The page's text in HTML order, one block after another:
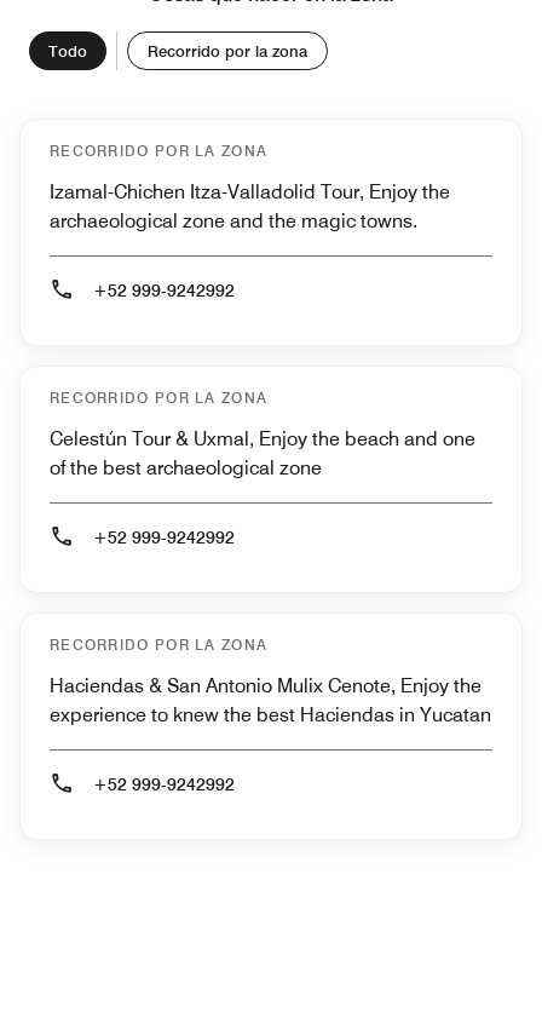
Todo Recorrido por la zona
RECORRIDO POR LA ZONA
Izamal-Chichen Itza-Valladolid Tour, Enjoy the
archaeological zone and the magic towns.
+52 999-9242992
RECORRIDO POR LA ZONA
Celestún Tour & Uxmal, Enjoy the beach and one
of the best archaeological zone
+52 999-9242992
RECORRIDO POR LA ZONA
Haciendas & San Antonio Mulix Cenote, Enjoy the
experience to knew the best Haciendas in Yucatan
+52 999-9242992